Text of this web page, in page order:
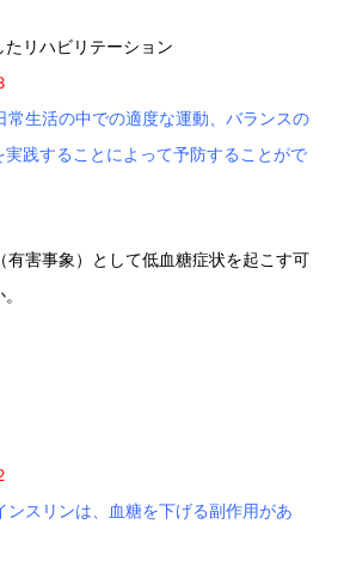
たリハビリテーション
生活の中での適度な運動、バランスの
践することによって予防することがで
害事象）として低血糖症状を起こす可
スリンは、血糖を下げる副作用があ